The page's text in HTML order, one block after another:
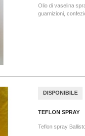
Olio di vaselina
guarnizioni,
DISPONIBILE
TEFLON SPRAY
Teflon spray